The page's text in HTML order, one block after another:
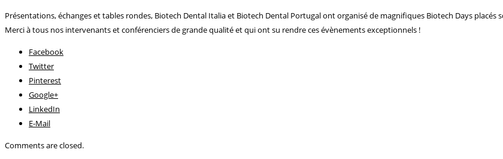
Présentations, échanges et tables rondes, Biotech Dental Italia et Biotech Dental Portugal ont organisé de magnifiques Biotech Days placés
Merci à tous nos intervenants et conférenciers de grande qualité et qui ont su rendre ces évènements exceptionnels !
Facebook
Twitter
Pinterest
Google+
LinkedIn
E-Mail
Comments are closed.